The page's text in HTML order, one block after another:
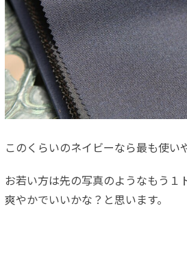
このくらいのネイビーなら最も使い
お若い方は先の写真のようなもう１
爽やかでいいかな？と思います。